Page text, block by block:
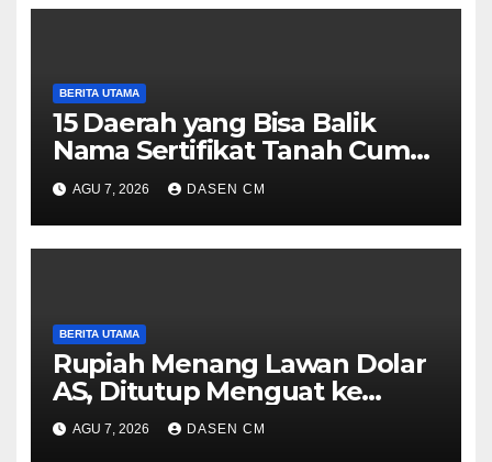
BERITA UTAMA
15 Daerah yang Bisa Balik
Nama Sertifikat Tanah Cuma
10 Hari, Cek Syarat dan
Caranya
AGU 7, 2026 DASEN CM
BERITA UTAMA
Rupiah Menang Lawan Dolar
AS, Ditutup Menguat ke
Rp17.910
AGU 7, 2026 DASEN CM